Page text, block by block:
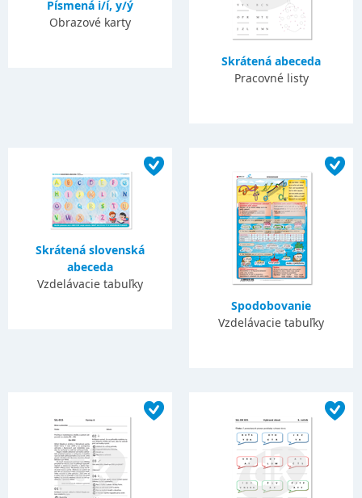
Písmená i/í, y/ý
Obrazové karty
Skrátená abeceda
Pracovné listy
Skrátená slovenská
abeceda
Vzdelávacie tabuľky
Spodobovanie
Vzdelávacie tabuľky